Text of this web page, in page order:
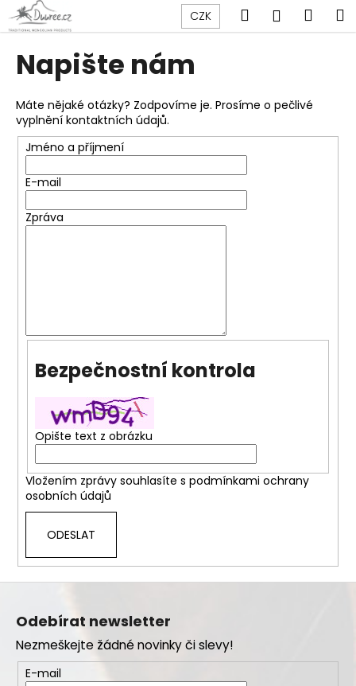
Přejít
na
obsah
CZK Hledat
Napište nám
Máte nějaké otázky? Zodpovíme je. Prosíme o pečlivé
vyplnění kontaktních údajů.
Jméno a příjmení
E-mail
Zpráva
Bezpečnostní kontrola
Opište text z obrázku
Vložením zprávy souhlasíte s podmínkami ochrany
osobních údajů
ODESLAT
o
o
p
o
e
b
e
o
p
o
Odebírat newsletter
Nezmeškejte žádné novinky či slevy!
E-mail